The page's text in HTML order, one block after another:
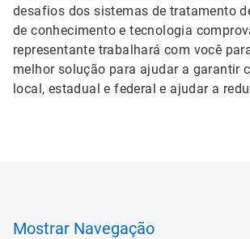
desafios dos sistemas de tratamento
de conhecimento e tecnologia
representante trabalhará com você
melhor solução para ajudar a garantir
local, estadual e federal e ajudar a
Mostrar Navegação